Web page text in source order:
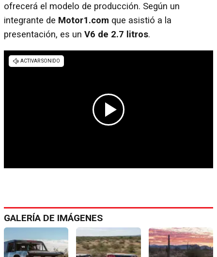
ofrecerá el modelo de producción. Según un
integrante de Motor1.com que asistió a la
presentación, es un V6 de 2.7 litros.
GALERÍA DE IMÁGENES